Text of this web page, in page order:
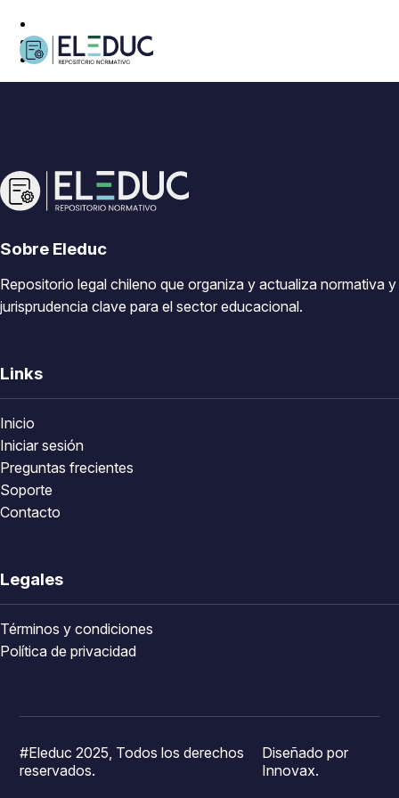
Sobre Eleduc
Repositorio legal chileno que organiza y actualiza normativa y
jurisprudencia clave para el sector educacional.
Links
Inicio
Iniciar sesión
Preguntas frecientes
Soporte
Contacto
Legales
Términos y condiciones
Política de privacidad
#Eleduc 2025, Todos los derechos
reservados.
Diseñado por
Innovax.